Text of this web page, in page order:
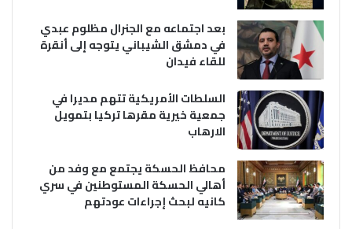
بعد اجتماعه مع الجنرال مظلوم عبدي
في دمشق الشيباني يتوجه إلى أنقرة
للقاء فيدان
السلطات الأمريكية تتهم مديرا في
جمعية خيرية مقرها تركيا بتمويل
الارهاب
محافظ الحسكة يجتمع مع وفد من
أهالي الحسكة المستوطنين في سري
كانيه لبحث إجراءات عودتهم